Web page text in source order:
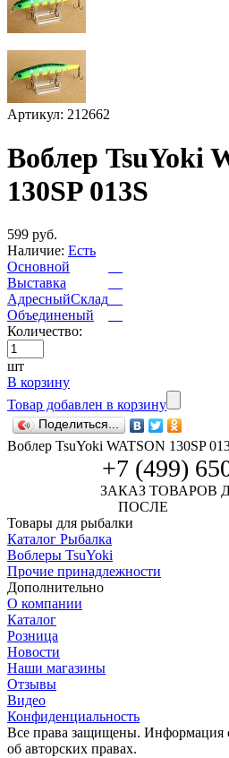
Артикул: 212662
Воблер TsuYoki
130SP 013S
599 руб.
Наличие: Есть
Основной
Выставка
АдресныйСклад
Объединеный
Количество:
шт
В корзину
Товар добавлен в корзину
Поделиться...
Воблер TsuYoki WATSON 130SP
+7 (499)
ЗАКАЗ ТОВАРОВ
ПОСЛЕ
Товары для рыбалки
Каталог Рыбалка
Воблеры TsuYoki
Прочие принадлежности
Дополнительно
О компании
Каталог
Розница
Новости
Наши магазины
Отзывы
Видео
Конфиденциальность
Все права защищены. Информация
об авторских правах.